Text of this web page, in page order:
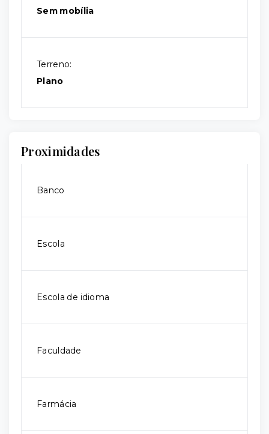
Sem mobília
Terreno:
Plano
Proximidades
Banco
Escola
Escola de idioma
Faculdade
Farmácia